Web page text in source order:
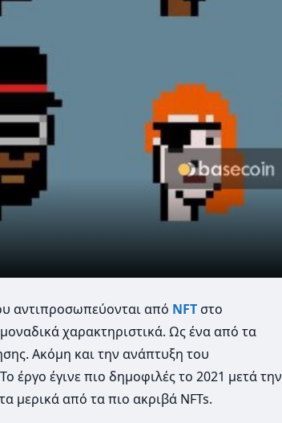
αντιπροσωπεύονται από NFTστο
χαρακτηριστικά. Ως ένα από τα
Aκόμη και την ανάπτυξη του
έργο έγινε πιο δημοφιλές το 2021 μετά την
μερικά από τα πιο ακριβά NFTs.